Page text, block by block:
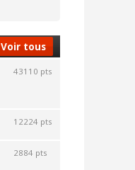
Voir tous
43110 pts
12224 pts
2884 pts